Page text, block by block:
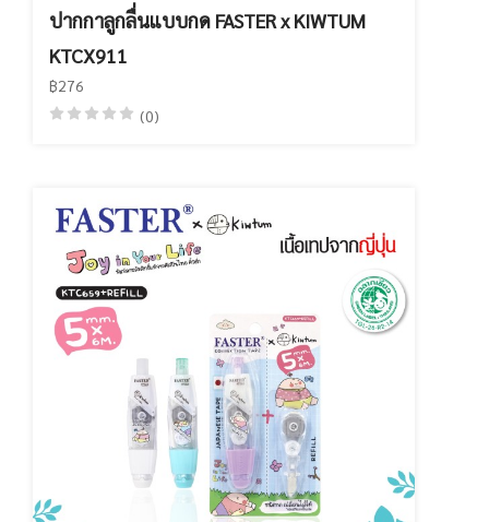
ปากกาลูกลื่นแบบกด FASTER x KIWTUM
KTCX911
฿276
(0)